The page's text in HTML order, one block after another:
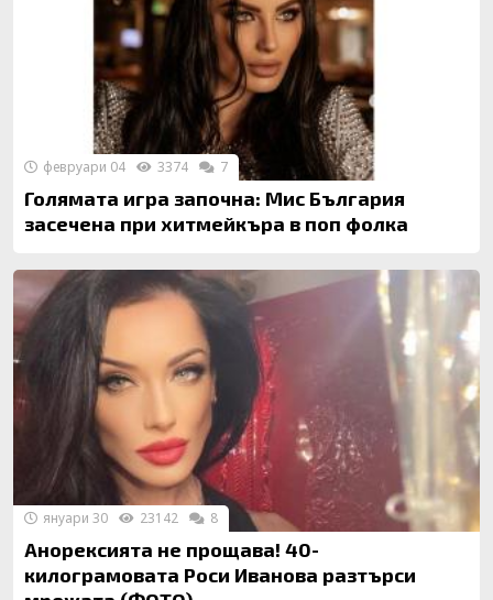
Голямата игра започна: Мис България
засечена при хитмейкъра в поп фолка
февруари 04 3374 7
Анорексията не прощава! 40-
килограмовата Роси Иванова разтърси
януари 30 23142 8